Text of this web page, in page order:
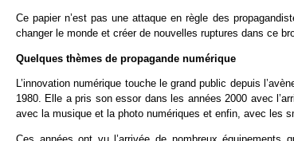
Ce papier n’est pas une attaque en règle des
changer le monde et créer de nouvelles ruptures dans ce
Quelques thèmes de propagande numérique
L’innovation numérique touche le grand public depuis
1980. Elle a pris son essor dans les années 2000 avec
avec la musique et la photo numériques et enfin, avec les